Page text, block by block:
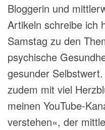
Bloggerin und
Artikeln schreibe ich
Samstag zu den
psychische
gesunder
zudem mit viel
meinen YouTube-
verstehen«, der